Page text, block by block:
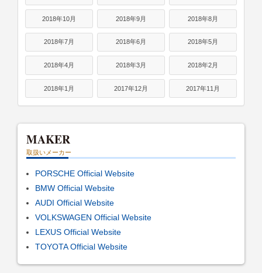
2018年10月 2018年9月 2018年8月
2018年7月 2018年6月 2018年5月
2018年4月 2018年3月 2018年2月
2018年1月 2017年12月 2017年11月
MAKER
取扱いメーカー
PORSCHE Official Website
BMW Official Website
AUDI Official Website
VOLKSWAGEN Official Website
LEXUS Official Website
TOYOTA Official Website